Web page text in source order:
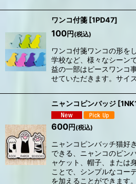
ワンコ付箋 [1PD47]
100円 (税込)
ワンコ付箋ワンコの形を
学校など、様々なシーン
益の一部はピースワンコ
せていただきます。サイ
ニャンコピンバッジ [
600円 (税込)
ニャンコピンバッチ猫好
できる、ニャンコのピン
ャケット、帽子、または
ことで、シンプルなコー
を加えることができます